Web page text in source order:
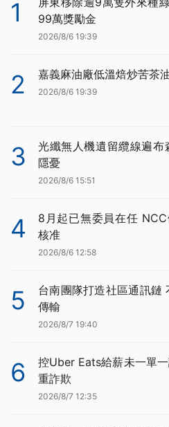
1
99萬獎勵金
2026/8/6 19:39
2 嘉義麻油廠低溫焙炒苦茶
2026/8/6 19:39
3
光纖無人機遺留纜線遍
隱憂
2026/8/6 15:51
4
8月起已無委員在任
核准
2026/8/6 12:58
5
台南團隊打造社區通訊鏈
傳輸
2026/8/7 19:40
6
控Uber Eats給薪未一單
重詐欺
2026/8/7 12:35